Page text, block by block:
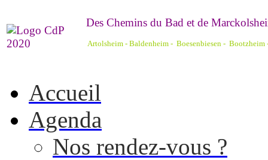
Des Chemins du Bad et de
Artolsheim - Baldenheim - Boesenbiesen -
Accueil
Agenda
Nos rendez-vous ?